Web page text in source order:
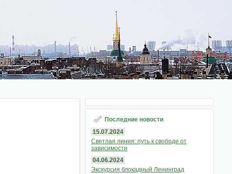
Последние новости
15.07.2024
Светлая линия: путь к свободе от
зависимости
04.06.2024
Экскурсия блокадный Ленинград